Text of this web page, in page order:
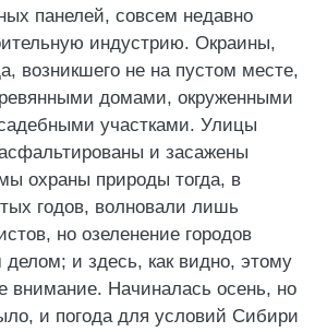
панелей, совсем недавно
индустрию. Окраины,
возникшего не на пустом месте,
домами, окруженными
участками. Улицы
и засажены
охраны природы тогда, в
годов, волновали лишь
но озеленение городов
и здесь, как видно, этому
внимание. Начиналась осень, но
и погода для условий Сибири